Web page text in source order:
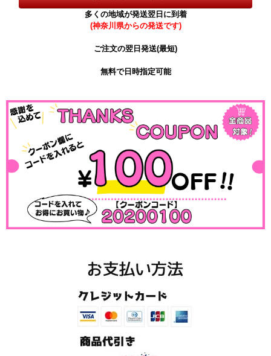
多くの地域が発送翌日に到着
(神奈川県からの発送です)
ご注文の翌日発送(最短)
無料で日時指定可能